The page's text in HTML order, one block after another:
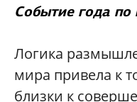
Событие года по
Логика
мира привела к
близки к